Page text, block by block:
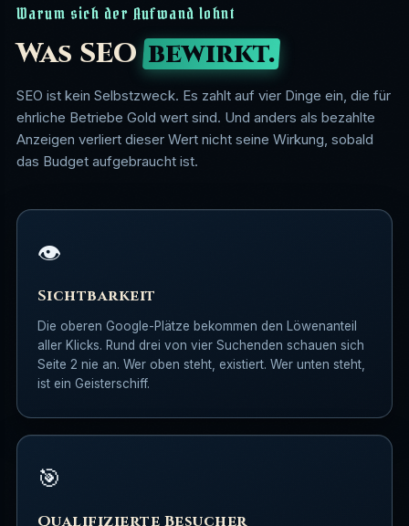
Warum sich der Aufwand lohnt
Was SEObewirkt.
SEO ist kein Selbstzweck. Es zahlt auf vier Dinge ein, die für
ehrliche Betriebe Gold wert sind. Und anders als bezahlte
Anzeigen verliert dieser Wert nicht seine Wirkung, sobald
das Budget aufgebraucht ist.
👁️
Sichtbarkeit
Die oberen Google-Plätze bekommen den Löwenanteil
aller Klicks. Rund drei von vier Suchenden schauen sich
Seite 2 nie an. Wer oben steht, existiert. Wer unten steht,
ist ein Geisterschiff.
🎯
Qualifizierte Besucher